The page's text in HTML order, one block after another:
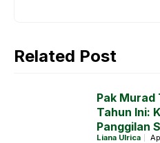
Related Post
Pak Murad
Tahun Ini:
Panggilan
Liana Ulrica